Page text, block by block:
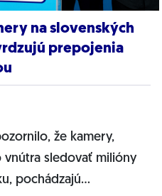
na slovenských
prepojenia
že kamery,
vnútra sledovať milióny
pochádzajú